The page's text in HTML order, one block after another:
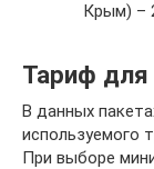
Крым) –
Тариф
В данных
используемого
При выборе